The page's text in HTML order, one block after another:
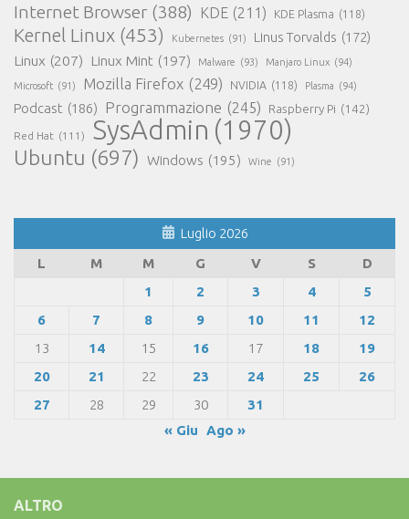
Internet Browser (388) KDE (211) KDE Plasma (118)
Kernel Linux (453) Kubernetes (91) Linus Torvalds (172)
Linux (207) Linux Mint (197) Malware (93) Manjaro Linux (94)
Microsoft (91) Mozilla Firefox (249) NVIDIA (118) Plasma (94)
Podcast (186) Programmazione (245) Raspberry Pi (142)
Red Hat (111) SysAdmin (1970)
Ubuntu (697) Windows (195) Wine (91)
Luglio 2026
L
M M G V S
D
1
2 3 4
5
6
7 8 9 10 11
12
13
14 15 16 17 18
19
20
21 22 23 24 25
26
27
28 29 30
31
« Giu Ago »
ALTRO